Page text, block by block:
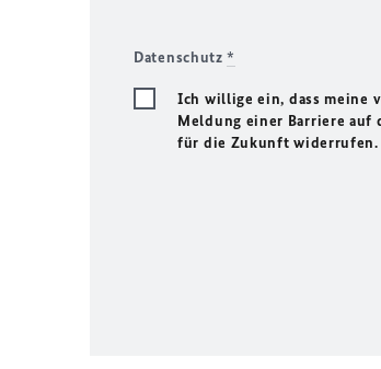
Datenschutz*
Ich willige ein, dass meine
Meldung einer Barriere
für die Zukunft widerrufen.